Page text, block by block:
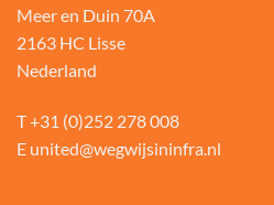
Meer en Duin 70A
2163 HC Lisse
Nederland
T+31 (0)252 278 008
E united@wegwijsininfra.nl